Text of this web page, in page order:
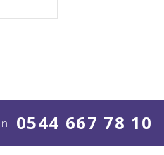
0544 667 78 10